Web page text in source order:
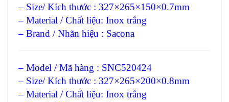
– Size/ Kích thước : 327×265×150×0.7mm
– Material / Chất liệu: Inox trắng
– Brand / Nhãn hiệu : Sacona
– Model / Mã hàng : SNC520424
– Size/ Kích thước : 327×265×200×0.8mm
– Material / Chất liệu: Inox trắng